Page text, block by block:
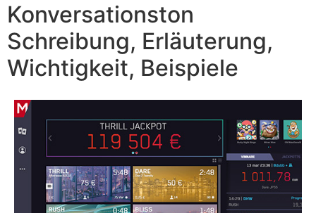
Konversationston
Schreibung, Erläuterung,
Wichtigkeit, Beispiele